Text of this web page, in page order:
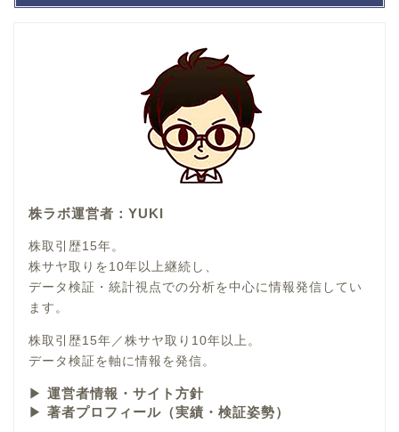
株ラボ運営者：YUKI
株取引歴15年。
株サヤ取りを10年以上継続し、
データ検証・統計視点での分析を中心に情報発信してい
ます。
株取引歴15年／株サヤ取り10年以上。
データ検証を軸に情報を発信。
▶ 運営者情報・サイト方針
▶ 著者プロフィール（実績・検証姿勢）